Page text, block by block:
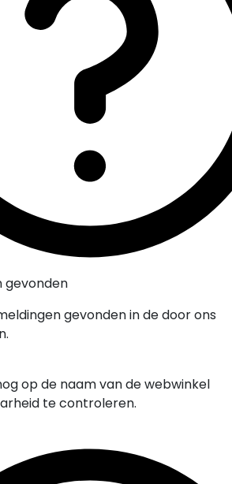
gevonden
gevonden in de door ons
op de naam van de webwinkel
te controleren.